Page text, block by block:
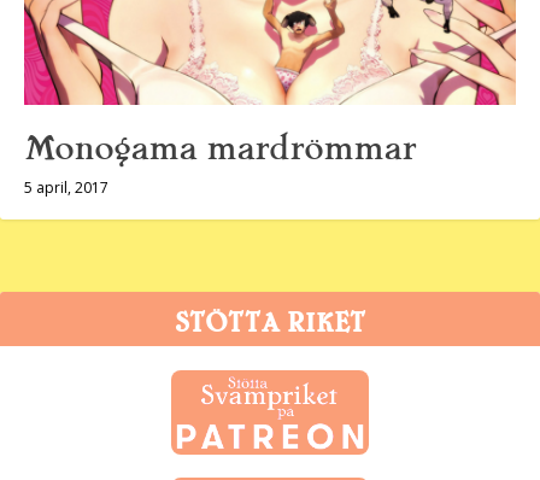
Monogama mardrömmar
5 april, 2017
STÖTTA RIKET